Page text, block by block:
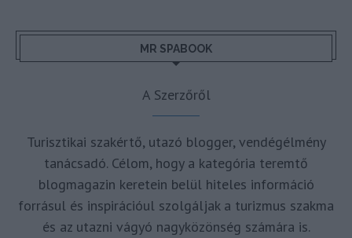
MR SPABOOK
A Szerzőről
Turisztikai szakértő, utazó blogger, vendégélmény
tanácsadó. Célom, hogy a kategória teremtő
blogmagazin keretein belül hiteles információ
forrásul és inspirációul szolgáljak a turizmus szakma
és az utazni vágyó nagyközönség számára is.